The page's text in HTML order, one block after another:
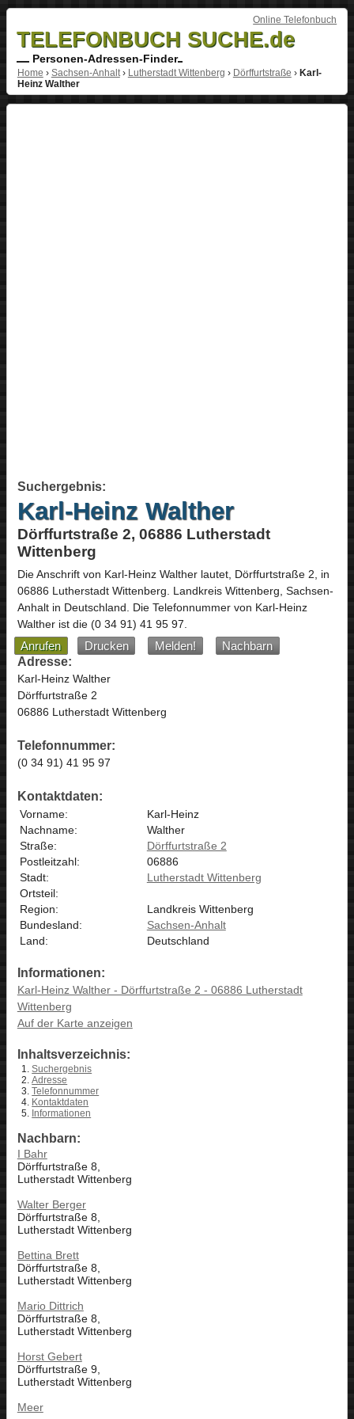
Online Telefonbuch
TELEFONBUCH SUCHE.de
Personen-Adressen-Finder
Home › Sachsen-Anhalt› Lutherstadt Wittenberg › Dörffurtstraße › Karl-
Heinz Walther
Suchergebnis:
Karl-Heinz Walther
Dörffurtstraße 2, 06886 Lutherstadt
Wittenberg
Die Anschrift von Karl-Heinz Waltherlautet, Dörffurtstraße 2, in
06886 Lutherstadt Wittenberg. Landkreis Wittenberg, Sachsen-
Anhaltin Deutschland. Die Telefonnummer von Karl-Heinz
Walther ist die (0 34 91) 41 95 97.
Anrufen Drucken Melden!
Nachbarn
Adresse:
Karl-Heinz Walther
Dörffurtstraße 2
06886 Lutherstadt Wittenberg
Telefonnummer:
(0 34 91) 41 95 97
Kontaktdaten:
Vorname:
Karl-Heinz
Nachname:
Walther
Straße:
Dörffurtstraße 2
Postleitzahl:
06886
Stadt:
Lutherstadt Wittenberg
Ortsteil:
Region:
Landkreis Wittenberg
Bundesland:
Sachsen-Anhalt
Land:
Deutschland
Informationen:
Karl-Heinz Walther - Dörffurtstraße 2 - 06886 Lutherstadt
Wittenberg
Auf der Karte anzeigen
Inhaltsverzeichnis:
Suchergebnis
Adresse
Telefonnummer
Kontaktdaten
Informationen
Nachbarn:
I Bahr
Dörffurtstraße 8,
Lutherstadt Wittenberg
Walter Berger
Dörffurtstraße 8,
Lutherstadt Wittenberg
Bettina Brett
Dörffurtstraße 8,
Lutherstadt Wittenberg
Mario Dittrich
Dörffurtstraße 8,
Lutherstadt Wittenberg
Horst Gebert
Dörffurtstraße 9,
Lutherstadt Wittenberg
Meer